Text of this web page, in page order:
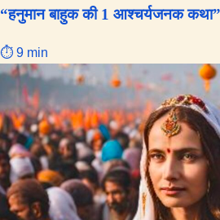
“हनुमान बाहुक की 1 आश्चर्यजनक
⏱ 9 min